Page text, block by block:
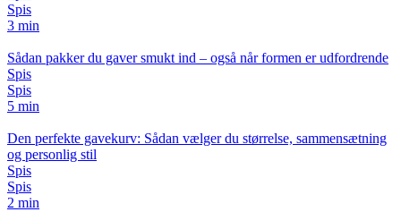
Spis
3 min
Sådan pakker du gaver smukt ind – også når formen er udfordrende
Spis
Spis
5 min
Den perfekte gavekurv: Sådan vælger du størrelse, sammensætning
og personlig stil
Spis
Spis
2 min